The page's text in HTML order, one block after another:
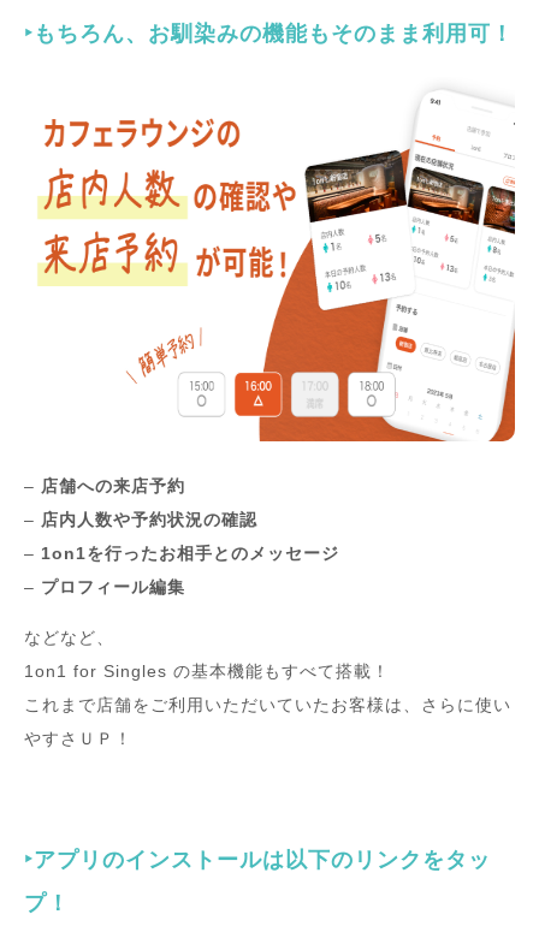
‣もちろん、お馴染みの機能もそのまま利用可！
– 店舗への来店予約
– 店内人数や予約状況の確認
– 1on1を行ったお相手とのメッセージ
– プロフィール編集
などなど、
1on1 for Singles の基本機能もすべて搭載！
これまで店舗をご利用いただいていたお客様は、さらに使い
やすさＵＰ！
‣アプリのインストールは以下のリンクをタッ
プ！